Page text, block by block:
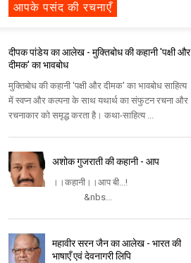
आपके पसंद की रचनाएँ
दीपक पांडेय का आलेख - मुक्तिबोध की कहानी 'पक्षी और
दीमक' का भावबोध
मुक्तिबोध की कहानी 'पक्षी और दीमक' का भावबोध साहित्‍य
में स्‍वप्‍न और कल्‍पना के साथ यथार्थ का संफुटन रचना और
रचनाकार को समृद्ध करता है। कथा-साहित्‍य ...
अशोक गुजराती की कहानी - आप
।।कहानी।।आप बी...!
&nbs...
महावीर सरन जैन का आलेख - भारत की
भाषाएँ एवं देवनागरी लिपि